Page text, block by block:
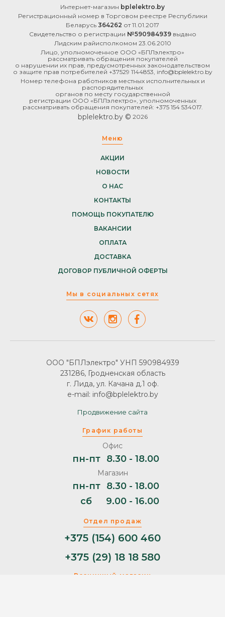
Интернет-магазин bplelektro.by
Регистрационный номер в Торговом реестре Республики
Беларусь 364262 от 11.01.2017
Свидетельство о регистрации №590984939выдано
Лидским райисполкомом 23.06.2010
Лицо, уполномоченное ООО «БПЛэлектро»
рассматривать обращения покупателей
о нарушении их прав, предусмотренных законодательством
о защите прав потребителей +37529 1144853, info@bplelektro.by
Номер телефона работников местных исполнительных и
распорядительных
органов по месту государственной
регистрации ООО «БПЛэлектро», уполномоченных
рассматривать обращения покупателей: +375 154 534017.
bplelektro.by © 2026
Меню
АКЦИИ
НОВОСТИ
О НАС
КОНТАКТЫ
ПОМОЩЬ ПОКУПАТЕЛЮ
ВАКАНСИИ
ОПЛАТА
ДОСТАВКА
ДОГОВОР ПУБЛИЧНОЙ ОФЕРТЫ
Мы в социальных сетях
Отдел продаж
+375 (154) 600 460
+375 (29) 18 18 580
Розничный магазин
График работы
Офис
пн-пт 8.30 - 18.00
Магазин
пн-пт
8.30 - 18.00
сб
9.00 - 16.00
ООО "БПЛэлектро" УНП 590984939
231286, Гродненская область
г. Лида, ул. Качана д.1 оф.
e-mail: info@bplelektro.by
Продвижение сайта